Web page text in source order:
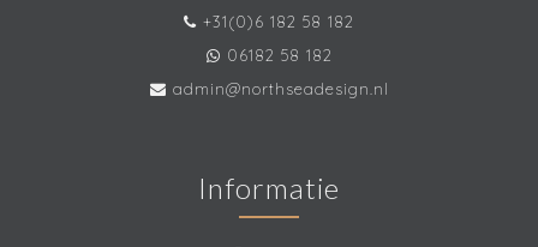
+31(0)6 182 58 182
06182 58 182
admin@northseadesign.nl
Informatie